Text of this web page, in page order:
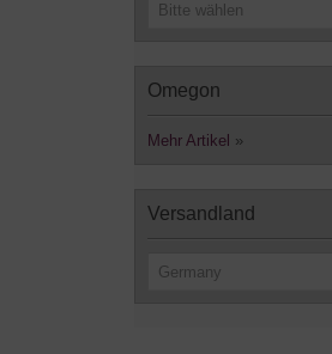
Bitte wählen
Omegon
Mehr Artikel »
Versandland
Germany